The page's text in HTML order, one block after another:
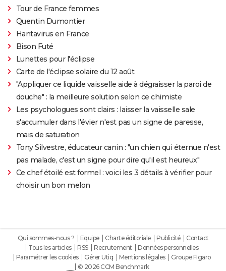
Tour de France femmes
Quentin Dumontier
Hantavirus en France
Bison Futé
Lunettes pour l'éclipse
Carte de l'éclipse solaire du 12 août
"Appliquer ce liquide vaisselle aide à dégraisser la paroi de
douche" : la meilleure solution selon ce chimiste
Les psychologues sont clairs : laisser la vaisselle sale
s'accumuler dans l'évier n'est pas un signe de paresse,
mais de saturation
Tony Silvestre, éducateur canin : "un chien qui éternue n'est
pas malade, c'est un signe pour dire qu'il est heureux"
Ce chef étoilé est formel : voici les 3 détails à vérifier pour
choisir un bon melon
Qui sommes-nous ? Equipe Charte éditoriale Publicité
Contact
Tous les articles
RSS Recrutement
Données personnelles
Paramétrer les cookies
Gérer Utiq Mentions légales
Groupe Figaro
© 2026 CCM Benchmark